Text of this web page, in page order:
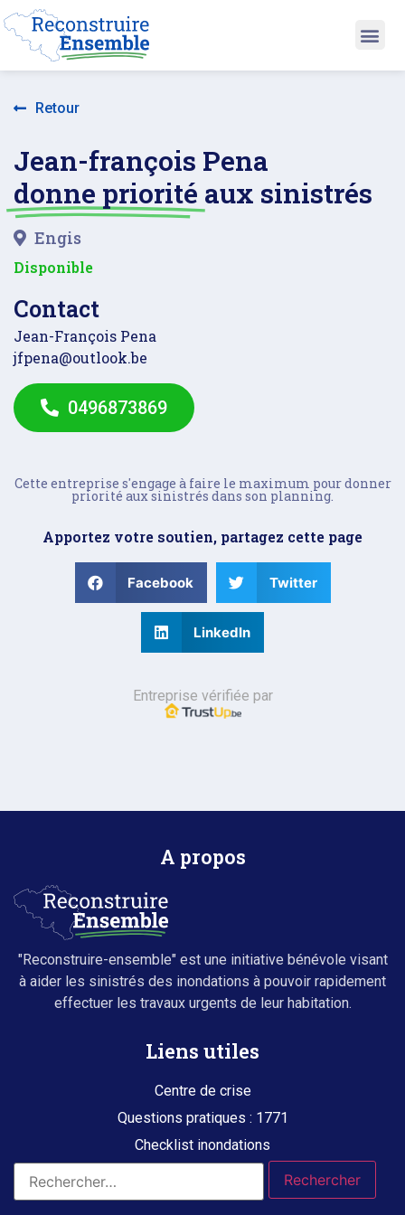
Retour
Jean-françois Pena
donne priorité aux sinistrés
Engis
Disponible
Contact
Jean-François Pena
jfpena@outlook.be
0496873869
Cette entreprise s'engage à faire le maximum pour donner
priorité aux sinistrés dans son planning.
Apportez votre soutien, partagez cette page
Facebook Twitter
LinkedIn
Entreprise vérifiée par
A propos
"Reconstruire-ensemble" est une initiative bénévole visant
à aider les sinistrés des inondations à pouvoir rapidement
effectuer les travaux urgents de leur habitation.
Liens utiles
Centre de crise
Questions pratiques : 1771
Checklist inondations